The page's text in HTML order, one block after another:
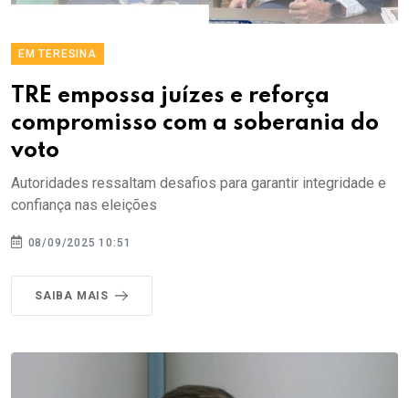
EM TERESINA
TRE empossa juízes e reforça
compromisso com a soberania do
voto
Autoridades ressaltam desafios para garantir integridade e
confiança nas eleições
08/09/2025 10:51
SAIBA MAIS